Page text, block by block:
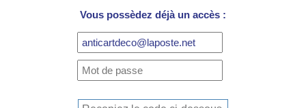
Vous possèdez déjà un accès :